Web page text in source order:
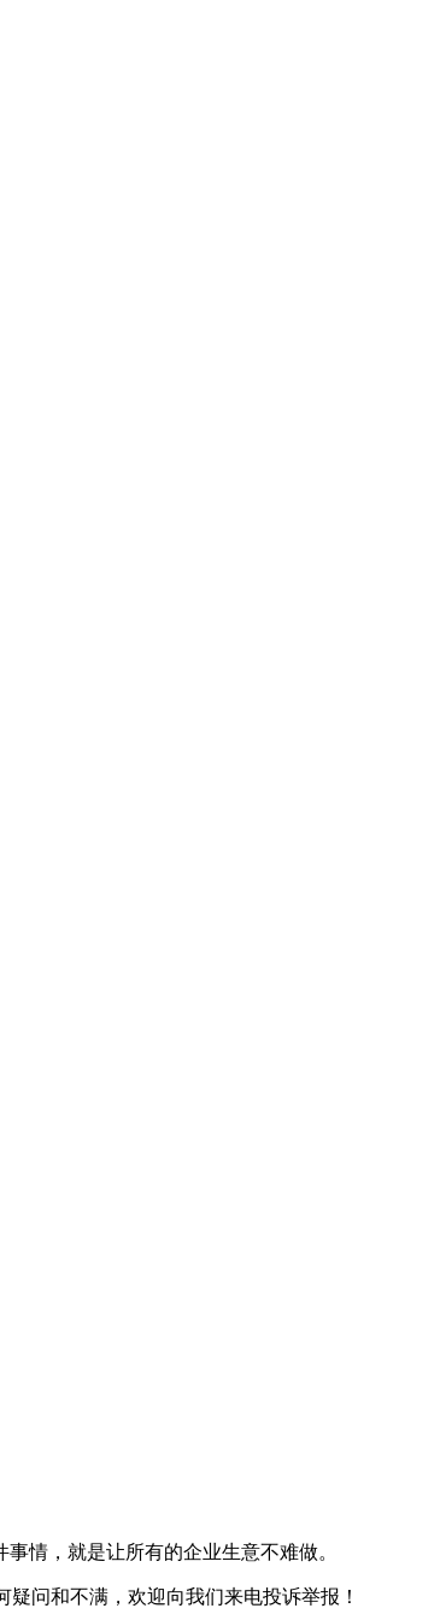
情，就是让所有的企业生意不难做。
问和不满，欢迎向我们来电投诉举报！